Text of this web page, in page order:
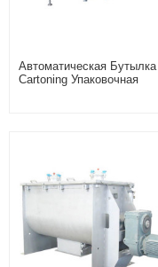
Автоматическая Бутылка
Cartoning Упаковочная